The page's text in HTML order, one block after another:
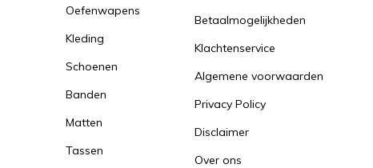
Oefenwapens
Kleding
Schoenen
Banden
Matten
Tassen
Betaalmogelijkheden
Klachtenservice
Algemene voorwaarden
Privacy Policy
Disclaimer
Over ons